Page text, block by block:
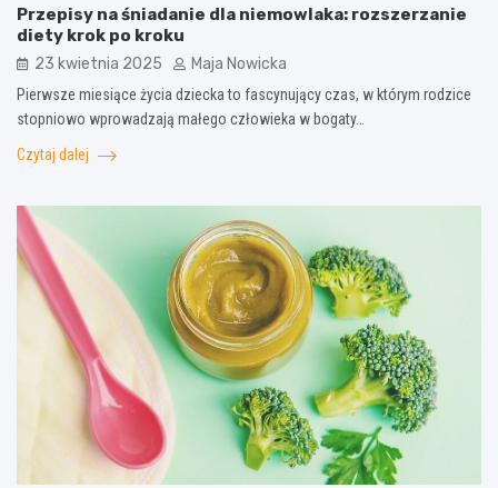
Przepisy na śniadanie dla niemowlaka: rozszerzanie
diety krok po kroku
23 kwietnia 2025 Maja Nowicka
Pierwsze miesiące życia dziecka to fascynujący czas, w którym rodzice
stopniowo wprowadzają małego człowieka w bogaty…
Czytaj dalej